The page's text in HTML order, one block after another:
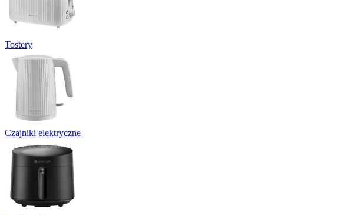
Tostery
Czajniki elektryczne